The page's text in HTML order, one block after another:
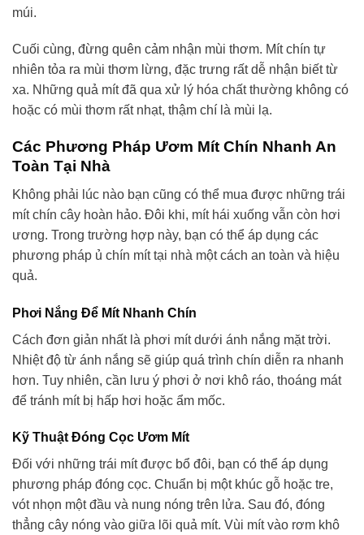
múi.
Cuối cùng, đừng quên cảm nhận mùi thơm. Mít chín tự
nhiên tỏa ra mùi thơm lừng, đặc trưng rất dễ nhận biết từ
xa. Những quả mít đã qua xử lý hóa chất thường không có
hoặc có mùi thơm rất nhạt, thậm chí là mùi lạ.
Các Phương Pháp Ươm Mít Chín Nhanh An
Toàn Tại Nhà
Không phải lúc nào bạn cũng có thể mua được những trái
mít chín cây hoàn hảo. Đôi khi, mít hái xuống vẫn còn hơi
ương. Trong trường hợp này, bạn có thể áp dụng các
phương pháp ủ chín mít tại nhà một cách an toàn và hiệu
quả.
Phơi Nắng Để Mít Nhanh Chín
Cách đơn giản nhất là phơi mít dưới ánh nắng mặt trời.
Nhiệt độ từ ánh nắng sẽ giúp quá trình chín diễn ra nhanh
hơn. Tuy nhiên, cần lưu ý phơi ở nơi khô ráo, thoáng mát
để tránh mít bị hấp hơi hoặc ẩm mốc.
Kỹ Thuật Đóng Cọc Ươm Mít
Đối với những trái mít được bổ đôi, bạn có thể áp dụng
phương pháp đóng cọc. Chuẩn bị một khúc gỗ hoặc tre,
vót nhọn một đầu và nung nóng trên lửa. Sau đó, đóng
thẳng cây nóng vào giữa lõi quả mít. Vùi mít vào rơm khô